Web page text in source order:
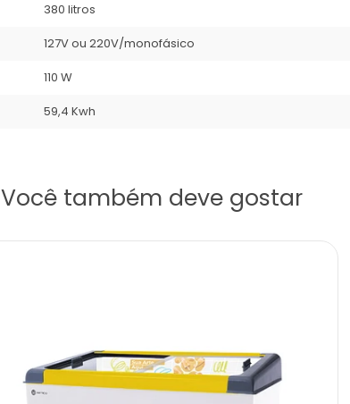
380 litros
127V ou 220V/monofásico
110 W
59,4 Kwh
Você também deve gostar